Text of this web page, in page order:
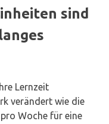
sind
Lernzeit
verändert wie die
Woche für eine